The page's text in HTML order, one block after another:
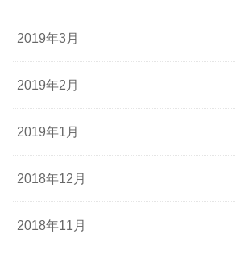
2019年3月
2019年2月
2019年1月
2018年12月
2018年11月